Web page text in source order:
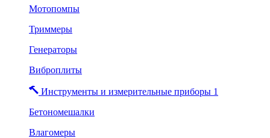
Мотопомпы
Триммеры
Генераторы
Виброплиты
Инструменты и измерительные приборы 1
Бетономешалки
Влагомеры